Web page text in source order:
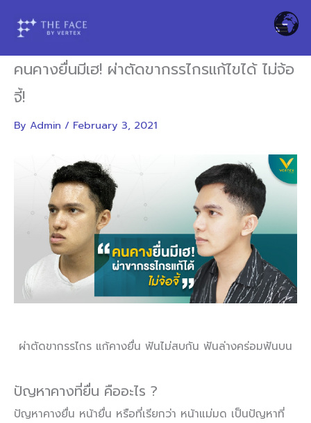
คนคางยื่นมีเฮ! ผ่าตัดขากรรไกรแก้ไขได้ ไม่จ้อ
จี้!
By Admin / February 3, 2021
ผ่าตัดขากรรไกร แก้คางยื่น ฟันไม่สบกัน ฟันล่างคร่อมฟันบน
ปัญหาคางที่ยื่น คืออะไร ?
ปัญหาคางยื่น หน้ายื่น หรือที่เรียกว่า หน้าแม่มด เป็นปัญหาที่